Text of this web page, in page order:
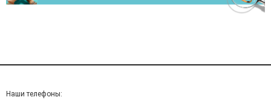
Наши телефоны: